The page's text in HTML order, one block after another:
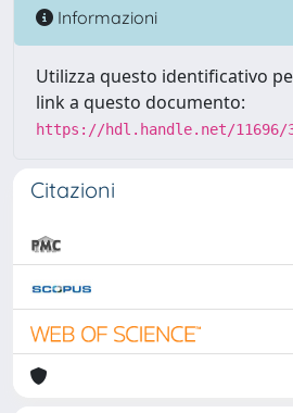
Informazioni
Utilizza questo identificativo
link a questo documento:
https://hdl.handle.net/11696/
Citazioni